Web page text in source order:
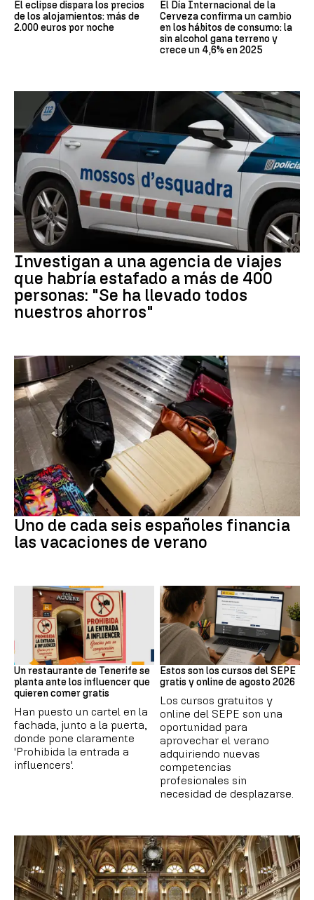
El eclipse dispara los precios
de los alojamientos: más de
2.000 euros por noche
El Día Internacional de la
Cerveza confirma un cambio
en los hábitos de consumo: la
sin alcohol gana terreno y
crece un 4,6% en 2025
Estafa
Investigan a una agencia de viajes
que habría estafado a más de 400
personas: "Se ha llevado todos
nuestros ahorros"
Subida precios
Uno de cada seis españoles financia
las vacaciones de verano
Redes Sociales
Un restaurante de Tenerife se
planta ante los influencer que
quieren comer gratis
Han puesto un cartel en la
fachada, junto a la puerta,
donde pone claramente
'Prohibida la entrada a
influencers'.
Formación
Estos son los cursos del SEPE
gratis y online de agosto 2026
Los cursos gratuitos y
online del SEPE son una
oportunidad para
aprovechar el verano
adquiriendo nuevas
competencias
profesionales sin
necesidad de desplazarse.